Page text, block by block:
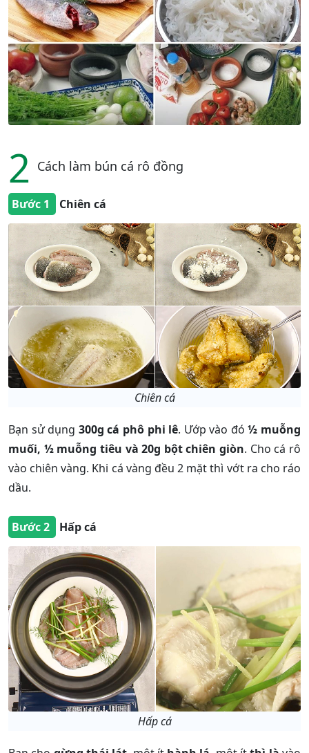
2 Cách làm bún cá rô đồng
Bước 1 Chiên cá
Chiên cá
Bạn sử dụng 300g cá phô phi lê. Ướp vào đó½ muỗng
muối, ½ muỗng tiêu và 20g bột chiên giòn. Cho cá rô
vào chiên vàng. Khi cá vàng đều 2 mặt thì vớt ra cho ráo
dầu.
Bước 2 Hấp cá
Hấp cá